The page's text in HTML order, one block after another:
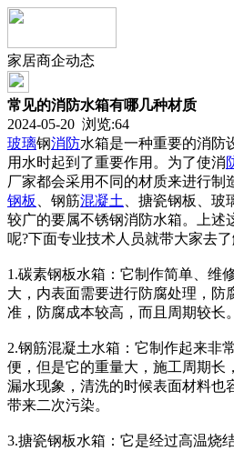
家居商企动态
常见的消防水箱有哪几种材质
2024-05-20 浏览:64
玻璃钢消防水箱是一种重要的消防
用水时起到了重要作用。为了使消
厂家都会采用不同的材质来进行制
钢板
、钢筋混凝土
、搪瓷钢板、
较广的要属不锈钢消防水箱。上述
呢?下面专业技术人员就带大家去了
1.碳素钢板水箱：它制作简单、维
大，内表面需要进行防腐处理，防
准，防腐成本较高，而且周期较长。
2.钢筋混凝土水箱：它制作起来非
便，但是它的重量大，施工周期长
漏水现象，清洗的时候表面材料也
带来二次污染。
3.搪瓷钢板水箱：它是经过高温烧